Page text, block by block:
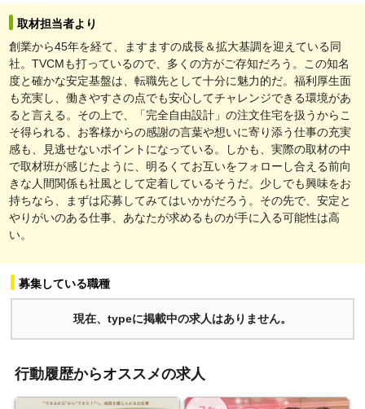
取材担当者より
創業から45年を経て、ますますの成長＆拡大基調を迎えている同
社。TVCMも打っているので、多くの方がご存知だろう。この知名
度と確かな安定基盤は、転職先として十分に魅力的だ。福利厚生面
も充実し、働きやすさの点でも安心してチャレンジできる環境があ
ると言える。その上で、「完全自由設計」の注文住宅を扱うからこ
そ得られる、お客様からの感謝の言葉や想いに寄り添う仕事の充実
感も、見逃せないポイントになっている。しかも、実際の取材の中
で取材班が感じたように、明るくてお互いをフォローし合える前向
きな人間関係も社風として定着しているそうだ。少しでも興味をお
持ちなら、まずは応募してみてはいかがだろう。その先で、安定と
やりがいのある仕事、あなたが求めるものが手に入る可能性は高
い。
募集している職種
現在、typeに掲載中の求人はありません。
行動履歴からオススメの求人